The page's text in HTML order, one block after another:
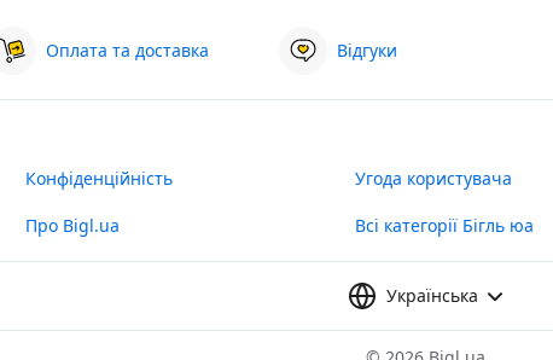
Оплата та доставка Відгуки
Конфіденційність Угода користувача
Про Bigl.ua Всі категорії Бігль юа
Українська